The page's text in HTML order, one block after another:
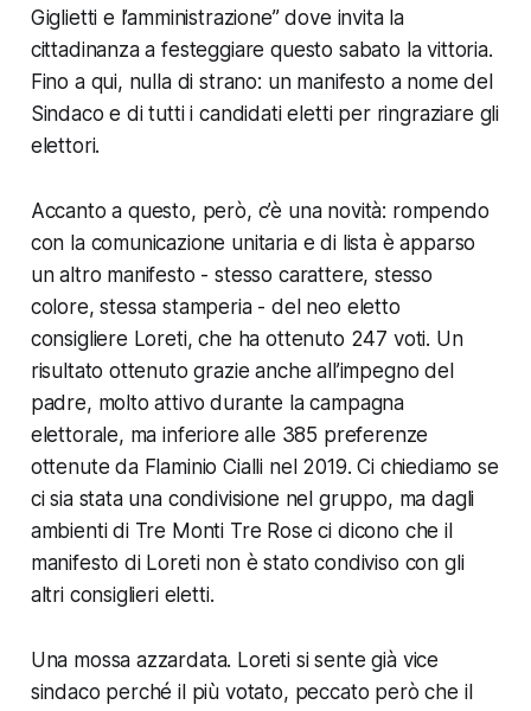
Giglietti e l’amministrazione” dove invita la
cittadinanza a festeggiare questo sabato la vittoria.
Fino a qui, nulla di strano: un manifesto a nome del
Sindaco e di tutti i candidati eletti per ringraziare gli
elettori.
Accanto a questo, però, c’è una novità: rompendo
con la comunicazione unitaria e di lista è apparso
un altro manifesto - stesso carattere, stesso
colore, stessa stamperia - del neo eletto
consigliere Loreti, che ha ottenuto 247 voti. Un
risultato ottenuto grazie anche all’impegno del
padre, molto attivo durante la campagna
elettorale, ma inferiore alle 385 preferenze
ottenute da Flaminio Cialli nel 2019. Ci chiediamo se
ci sia stata una condivisione nel gruppo, ma dagli
ambienti di Tre Monti Tre Rose ci dicono che il
manifesto di Loreti non è stato condiviso con gli
altri consiglieri eletti.
Una mossa azzardata. Loreti si sente già vice
sindaco perché il più votato, peccato però che il